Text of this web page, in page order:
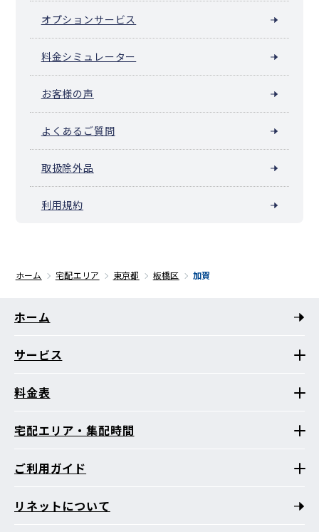
オプションサービス
料金シミュレーター
お客様の声
よくあるご質問
取扱除外品
利用規約
ホーム 宅配エリア 東京都 板橋区 加賀
ホーム
サービス
料金表
宅配エリア・集配時間
ご利用ガイド
リネットについて